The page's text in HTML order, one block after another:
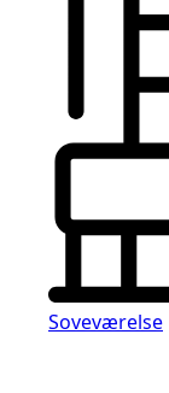
Soveværelse